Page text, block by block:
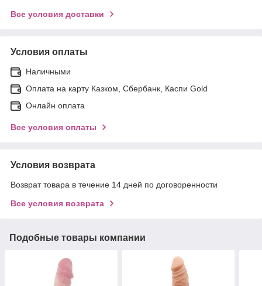
Все условия доставки
Условия оплаты
Наличными
Оплата на карту Казком, Сбербанк, Каспи Gold
Онлайн оплата
Все условия оплаты
Условия возврата
Возврат товара в течение 14 дней по договоренности
Все условия возврата
Подобные товары компании